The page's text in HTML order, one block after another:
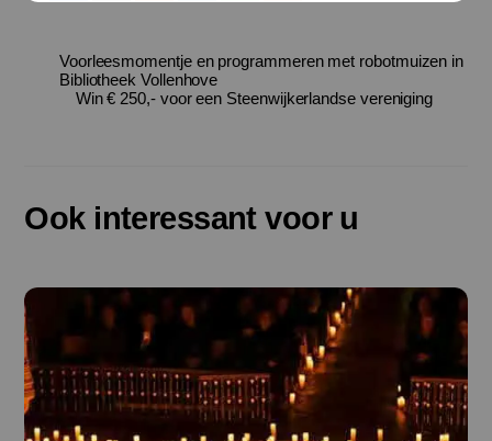
Voorleesmomentje en programmeren met robotmuizen in
Bibliotheek Vollenhove
Win € 250,- voor een Steenwijkerlandse vereniging
Ook interessant voor u